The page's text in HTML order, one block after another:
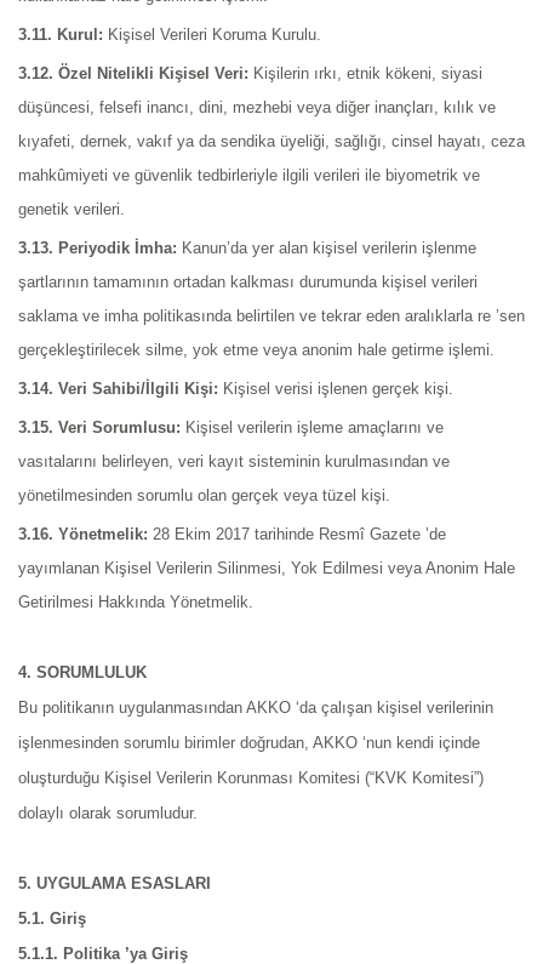
3.11. Kurul: Kişisel Verileri Koruma Kurulu.
3.12. Özel Nitelikli Kişisel Veri: Kişilerin ırkı, etnik kökeni, siyasi
düşüncesi, felsefi inancı, dini, mezhebi veya diğer inançları, kılık ve
kıyafeti, dernek, vakıf ya da sendika üyeliği, sağlığı, cinsel hayatı, ceza
mahkûmiyeti ve güvenlik tedbirleriyle ilgili verileri ile biyometrik ve
genetik verileri.
3.13. Periyodik İmha: Kanun’da yer alan kişisel verilerin işlenme
şartlarının tamamının ortadan kalkması durumunda kişisel verileri
saklama ve imha politikasında belirtilen ve tekrar eden aralıklarla re ’sen
gerçekleştirilecek silme, yok etme veya anonim hale getirme işlemi.
3.14. Veri Sahibi/İlgili Kişi: Kişisel verisi işlenen gerçek kişi.
3.15. Veri Sorumlusu: Kişisel verilerin işleme amaçlarını ve
vasıtalarını belirleyen, veri kayıt sisteminin kurulmasından ve
yönetilmesinden sorumlu olan gerçek veya tüzel kişi.
3.16. Yönetmelik: 28 Ekim 2017 tarihinde Resmî Gazete ’de
yayımlanan Kişisel Verilerin Silinmesi, Yok Edilmesi veya Anonim Hale
Getirilmesi Hakkında Yönetmelik.
4. SORUMLULUK
Bu politikanın uygulanmasından AKKO ‘da çalışan kişisel verilerinin
işlenmesinden sorumlu birimler doğrudan, AKKO ‘nun kendi içinde
oluşturduğu Kişisel Verilerin Korunması Komitesi (“KVK Komitesi”)
dolaylı olarak sorumludur.
5. UYGULAMA ESASLARI
5.1. Giriş
5.1.1. Politika ’ya Giriş